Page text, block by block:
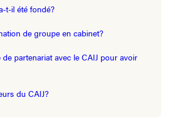
t-il été fondé?
de groupe en cabinet?
partenariat avec le CAIJ pour avoir
du CAIJ?